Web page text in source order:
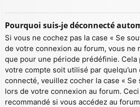
Pourquoi suis-je déconnecté
Si vous ne cochez pas la case « Se
de votre connexion au forum, vous ne
que pour une période prédéfinie. Cela
votre compte soit utilisé par quelqu’un
connecté, veuillez cocher la case « Se
lors de votre connexion au forum. Ceci
recommandé si vous accédez au